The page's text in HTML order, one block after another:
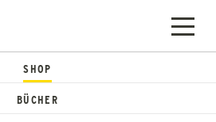
SHOP
BÜCHER